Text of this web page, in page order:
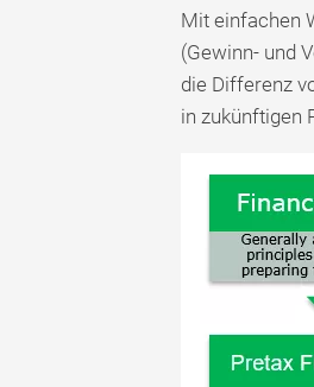
Mit einfachen
(Gewinn- und
die Differenz
in zukünftigen